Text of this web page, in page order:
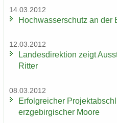
14.03.2012
Hoch­was­ser­schutz an der
12.03.2012
Lan­des­di­rek­ti­on zeigt
Rit­ter
08.03.2012
Er­folg­rei­cher
erz­ge­bir­gi­scher Moore